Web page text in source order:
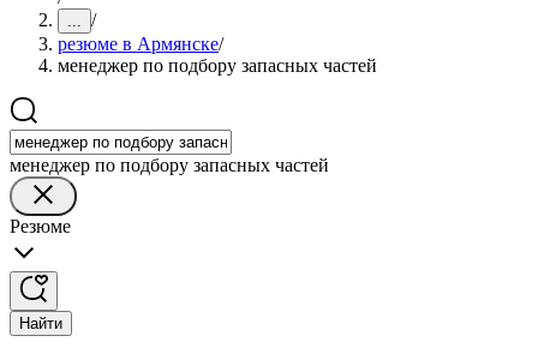
... /
резюме в Армянске/
менеджер по подбору запасных частей
менеджер по подбору запасных частей
Резюме
Найти